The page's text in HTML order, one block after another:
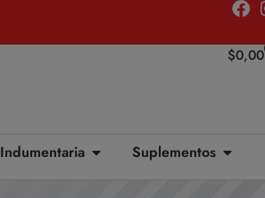
$0,00
Indumentaria
Suplementos